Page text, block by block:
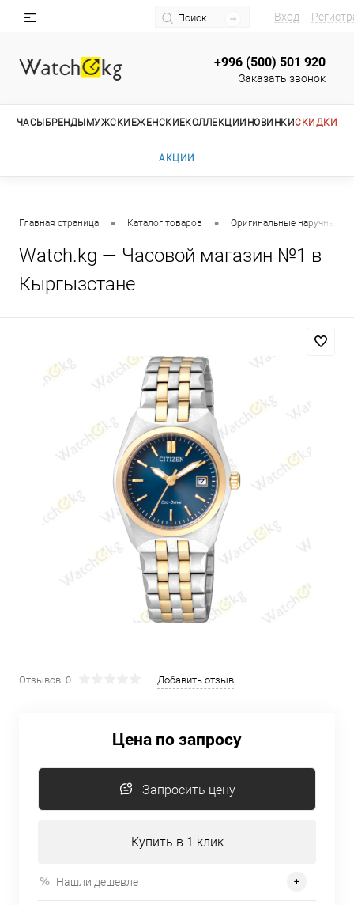
Вход
+996 (500) 501 920
Заказать звонок
ЧАСЫ БРЕНДЫ МУЖСКИЕЖЕНСКИЕКОЛЛЕКЦИИ НОВИНКИСКИДКИ
АКЦИИ
Главная страница • Каталог товаров • Оригинальные наручные
Watch.kg — Часовой магазин №1 в
Кыргызстане
Отзывов: 0 Добавить отзыв
Цена по запросу
Запросить цену
Купить в 1 клик
Нашли дешевле